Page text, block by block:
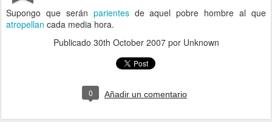
Supongo que serán parientesde aquel pobre hombre al que
atropellan cada media hora.
Publicado 30th October 2007por Unknown
0 Añadir un comentario